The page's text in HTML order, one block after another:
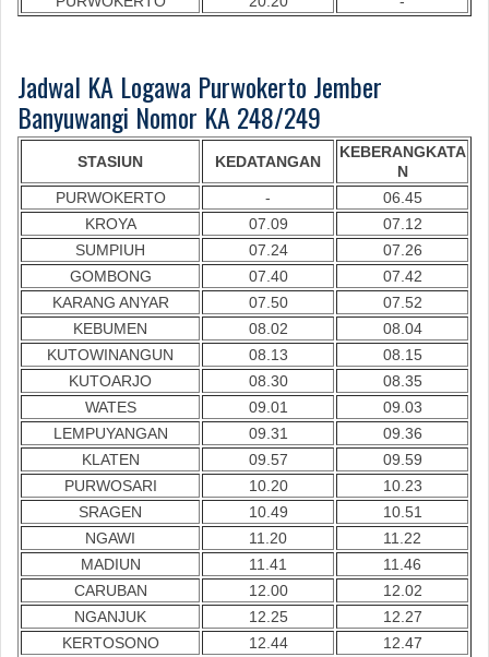
Jadwal KA Logawa Purwokerto Jember
Banyuwangi Nomor KA 248/249
STASIUN KEDATANGAN
KEBERANGKATA
N
PURWOKERTO
-
06.45
KROYA
07.09
07.12
SUMPIUH
07.24
07.26
GOMBONG
07.40
07.42
KARANG ANYAR
07.50
07.52
KEBUMEN
08.02
08.04
KUTOWINANGUN
08.13
08.15
KUTOARJO
08.30
08.35
WATES
09.01
09.03
LEMPUYANGAN
09.31
09.36
KLATEN
09.57
09.59
PURWOSARI
10.20
10.23
SRAGEN
10.49
10.51
NGAWI
11.20
11.22
MADIUN
11.41
11.46
CARUBAN
12.00
12.02
NGANJUK
12.25
12.27
KERTOSONO
12.44
12.47